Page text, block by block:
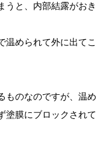
うと、内部結露がおき
温められて外に出てこ
ものなのですが、温め
塗膜にブロックされて